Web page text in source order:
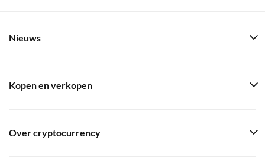
Nieuws
Kopen en verkopen
Over cryptocurrency